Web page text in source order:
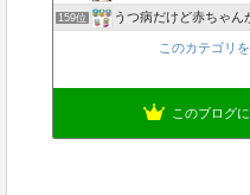
159位 うつ病だけど赤ちゃん
このカテゴリ
このブログ